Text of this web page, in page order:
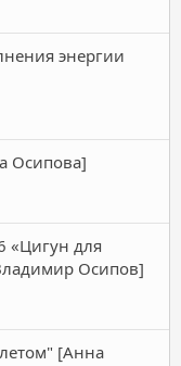
энергии
Осипова]
«Цигун для
Осипов]
[Анна